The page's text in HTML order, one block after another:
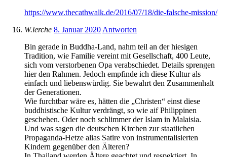
https://www.thecathwalk.de/2016/07/18/die-falsche-mission/
W.lerche 8. Januar 2020 Antworten
Bin gerade in Buddha-Land, nahm teil an der hiesigen
Tradition, wie Familie vereint mit Gesellschaft, 400 Leute,
sich vom verstorbenen Opa verabschiedet. Details sprengen
hier den Rahmen. Jedoch empfinde ich diese Kultur als
einfach und liebenswürdig. Sie bewahrt den Zusammenhalt
der Generationen.
Wie furchtbar wäre es, hätten die „Christen“ einst diese
buddhistische Kultur verdrängt, so wie aif Philippinen
geschehen. Oder noch schlimmer der Islam in Malaisia.
Und was sagen die deutschen Kirchen zur staatlichen
Propaganda-Hetze alias Satire von instrumentalisierten
Kindern gegenüber den Älteren?